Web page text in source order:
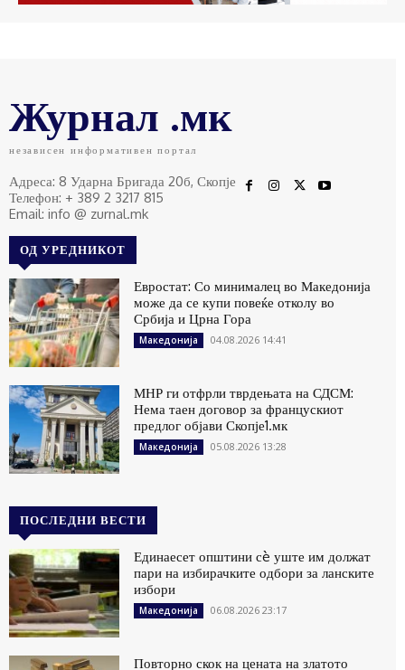
Журнал .мк
независен информативен портал
Адреса: 8 Ударна Бригада 20б, Скопје
Телефон: + 389 2 3217 815
Email: info @ zurnal.mk
ОД УРЕДНИКОТ
Евростат: Со минималец во Македонија
може да се купи повеќе отколу во
Србија и Црна Гора
Македонија 04.08.2026 14:41
МНР ги отфрли тврдењата на СДСМ:
Нема таен договор за францускиот
предлог објави Скопје1.мк
Македонија 05.08.2026 13:28
ПОСЛЕДНИ ВЕСТИ
Единаесет општини сè уште им должат
пари на избирачките одбори за ланските
избори
Македонија 06.08.2026 23:17
Повторно скок на цената на златото